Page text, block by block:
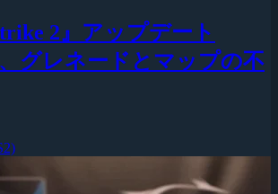
2』アップデート
、グレネードとマップの不